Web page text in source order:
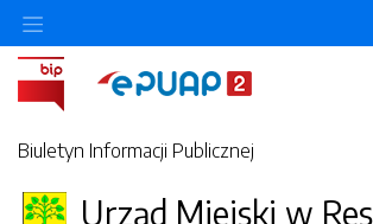
Biuletyn Informacji Publicznej
Urząd Miejski w